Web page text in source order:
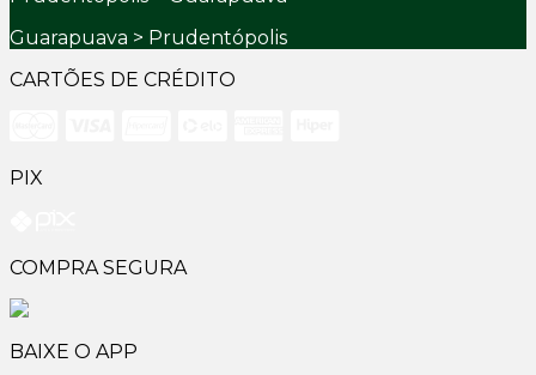
Guarapuava > Prudentópolis
CARTÕES DE CRÉDITO
PIX
COMPRA SEGURA
BAIXE O APP